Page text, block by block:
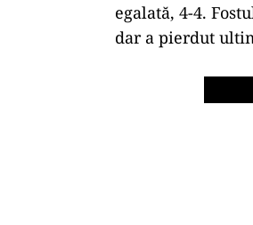
egalată, 4-4.
dar a pierdut